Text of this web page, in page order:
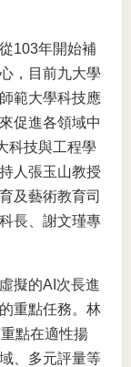
103年開始補
，目前九大學
範大學科技應
促進各領域中
科技與工程學
人張玉山教授
及藝術教育司
長、謝文瑾專
擬的AI次長進
重點任務。林
點在適性揚
、多元評量等